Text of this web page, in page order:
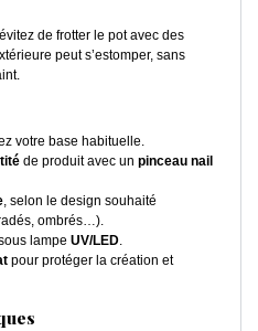
de frotter le pot avec des
peut s’estomper, sans
votre base habituelle.
de produit avec un pinceau nail
, selon le design souhaité
ombrés…).
lampe UV/LED.
pour protéger la création et